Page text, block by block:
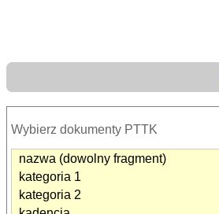
Wybierz dokumenty PTTK
nazwa (dowolny fragment)
kategoria 1
kategoria 2